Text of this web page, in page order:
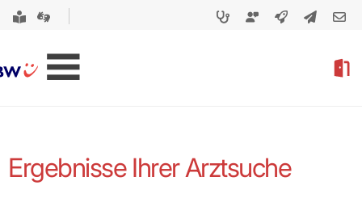
Ergebnisse Ihrer Arztsuche